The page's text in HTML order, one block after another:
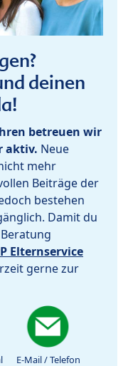
deinen
betreuen wir
aktiv. Neue
mehr
Beiträge der
bestehen
Damit du
Elternservice
gerne zur
E-Mail / Telefon